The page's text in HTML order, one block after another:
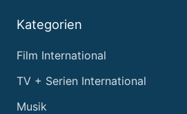
Kategorien
Film International
TV + Serien International
Musik